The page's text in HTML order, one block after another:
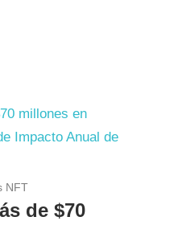
NFT
de $70